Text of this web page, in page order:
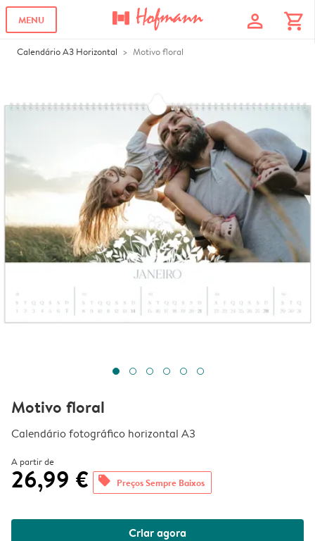
MENU profile shopping_cart
Calendário A3 Horizontal Motivo floral
Motivo floral
Calendário fotográfico horizontal A3
A partir de
26,99 € offers Preços Sempre Baixos
Criar agora